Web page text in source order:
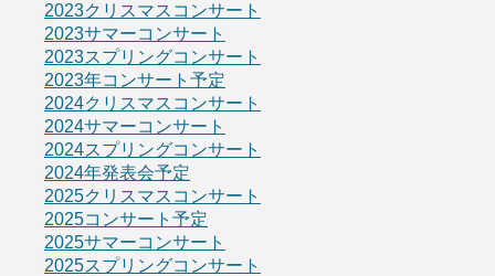
2023クリスマスコンサート
2023サマーコンサート
2023スプリングコンサート
2023年コンサート予定
2024クリスマスコンサート
2024サマーコンサート
2024スプリングコンサート
2024年発表会予定
2025クリスマスコンサート
2025コンサート予定
2025サマーコンサート
2025スプリングコンサート